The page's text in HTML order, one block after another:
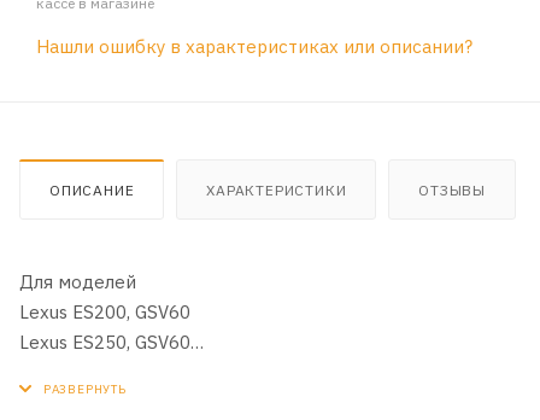
Нашли ошибку в характеристиках или описании?
ОПИСАНИЕ ХАРАКТЕРИСТИКИ ОТЗЫВЫ
Для моделей
Lexus ES200, GSV60
Lexus ES250, GSV60